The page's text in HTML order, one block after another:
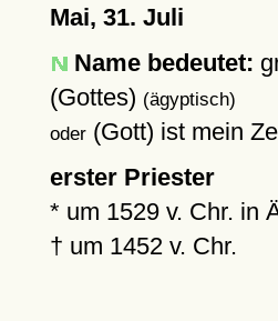
Mai, 31. Juli
Name bedeutet:
(Gottes) (ägyptisch)
oder(Gott) ist mein
erster Priester
* um 1529 v. Chr. in
† um 1452 v. Chr.